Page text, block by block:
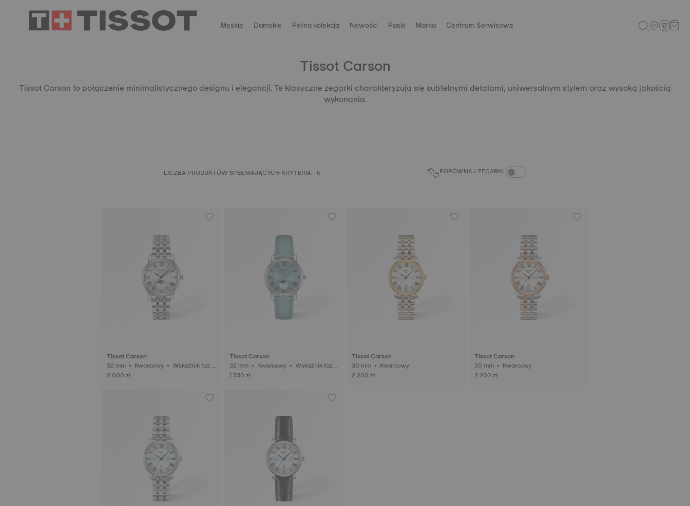
Męskie Damskie Pełna kolekcja Nowości Paski Marka Centrum Serwisowe
Tissot Carson
Tissot Carson to połączenie minimalistycznego designu i elegancji. Te klasyczne zegarki charakteryzują się subtelnymi detalami, uniwersalnym stylem oraz wysoką jakością
wykonania.
LICZBA PRODUKTÓW SPEŁNIAJĄCYCH KRYTERIA - 6 PORÓWNAJ ZEGARKI PORÓWNAJ ZEGARKI
Tissot Carson
32 mm • Kwarcowy • Wskaźnik faz k
siężyca
2 000 zł
Tissot Carson
32 mm • Kwarcowy • Wskaźnik faz k
siężyca
1 750 zł
Tissot Carson
30 mm • Kwarcowy
2 200 zł
Tissot Carson
30 mm • Kwarcowy
2 200 zł